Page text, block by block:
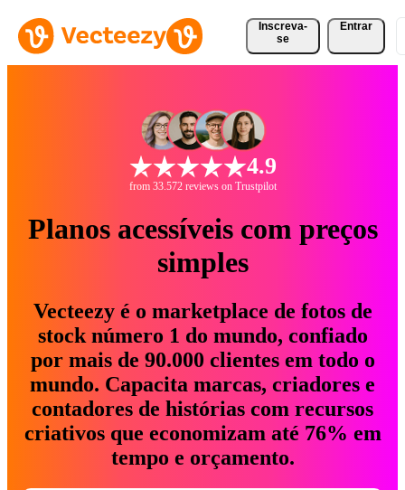
Inscreva-
se
Entrar
4.9
from 33.572 reviews on Trustpilot
Planos acessíveis com preços
simples
Vecteezy é o marketplace de fotos de
stock número 1 do mundo, confiado
por mais de 90.000 clientes em todo o
mundo. Capacita marcas, criadores e
contadores de histórias com recursos
criativos que economizam até 76% em
tempo e orçamento.